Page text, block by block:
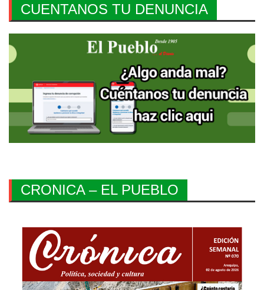
CUENTANOS TU DENUNCIA
CRONICA – EL PUEBLO